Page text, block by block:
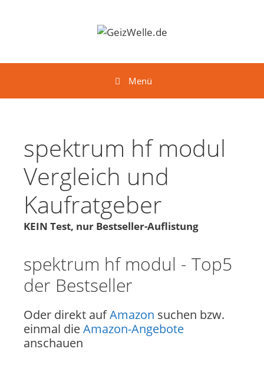
Menü
spektrum hf modul
Vergleich und
Kaufratgeber
KEIN Test, nur Bestseller-Auflistung
spektrum hf modul - Top5
der Bestseller
Oder direkt aufAmazon suchen bzw.
einmal dieAmazon-Angebote
anschauen